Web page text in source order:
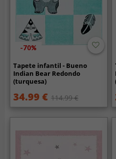
-70%
Tapete infantil - Bueno
Indian Bear Redondo
(turquesa)
34.99 € 114.99 €